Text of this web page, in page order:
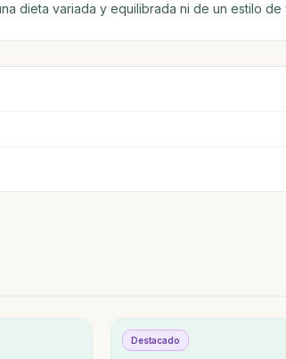
dieta variada y equilibrada ni de un estilo de
Destacado